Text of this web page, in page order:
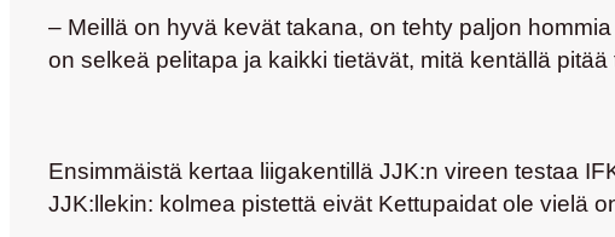
– Meillä on hyvä kevät takana, on tehty paljon
on selkeä pelitapa ja kaikki tietävät, mitä kentällä
Ensimmäistä kertaa liigakentillä JJK:n vireen testaa
JJK:llekin: kolmea pistettä eivät Kettupaidat ole vielä